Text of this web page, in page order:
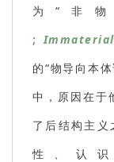
为“非
;
的“物导向本体
中，原因在于
了后结构主
性、认